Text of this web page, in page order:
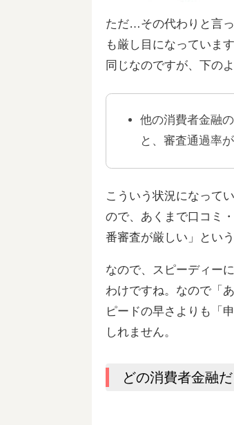
ただ…その代わりと言
も厳し目になっていま
同じなのですが、下の
他の消費者金融
と、審査通過率
こういう状況になって
ので、あくまで口コミ
番審査が厳しい」とい
なので、スピーディー
わけですね。なので「
ピードの早さよりも「
しれません。
どの消費者金融